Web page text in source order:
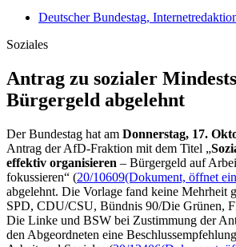
Deutscher Bundestag,
Soziales
Antrag zu sozialer
Bürgergeld abgelehnt
Der Bundestag hat am Donnerstag, 17.
Antrag der AfD-Fraktion mit dem Titel „
effektiv organisieren – Bürgergeld auf
fokussieren“ (20/10609(Dokument, öffnet
abgelehnt. Die Vorlage fand keine Mehrheit
SPD, CDU/CSU, Bündnis 90/Die Grünen,
Die Linke und BSW bei Zustimmung der
den Abgeordneten eine